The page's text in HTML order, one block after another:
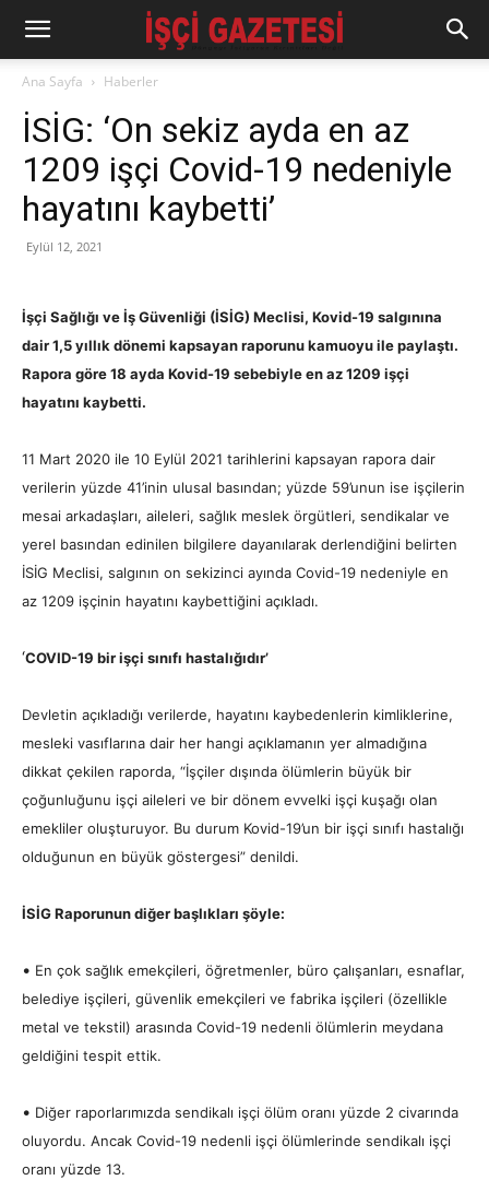
Ana Sayfa Haberler
İSİG: ‘On sekiz ayda en az
1209 işçi Covid-19 nedeniyle
hayatını kaybetti’
Eylül 12, 2021
İşçi Sağlığı ve İş Güvenliği (İSİG) Meclisi, Kovid-19 salgınına
dair 1,5 yıllık dönemi kapsayan raporunu kamuoyu ile paylaştı.
Rapora göre 18 ayda Kovid-19 sebebiyle en az 1209 işçi
hayatını kaybetti.
11 Mart 2020 ile 10 Eylül 2021 tarihlerini kapsayan rapora dair
verilerin yüzde 41’inin ulusal basından; yüzde 59’unun ise işçilerin
mesai arkadaşları, aileleri, sağlık meslek örgütleri, sendikalar ve
yerel basından edinilen bilgilere dayanılarak derlendiğini belirten
İSİG Meclisi, salgının on sekizinci ayında Covid-19 nedeniyle en
az 1209 işçinin hayatını kaybettiğini açıkladı.
‘COVID-19 bir işçi sınıfı hastalığıdır’
Devletin açıkladığı verilerde, hayatını kaybedenlerin kimliklerine,
mesleki vasıflarına dair her hangi açıklamanın yer almadığına
dikkat çekilen raporda, “İşçiler dışında ölümlerin büyük bir
çoğunluğunu işçi aileleri ve bir dönem evvelki işçi kuşağı olan
emekliler oluşturuyor. Bu durum Kovid-19’un bir işçi sınıfı hastalığı
olduğunun en büyük göstergesi” denildi.
İSİG Raporunun diğer başlıkları şöyle:
• En çok sağlık emekçileri, öğretmenler, büro çalışanları, esnaflar,
belediye işçileri, güvenlik emekçileri ve fabrika işçileri (özellikle
metal ve tekstil) arasında Covid-19 nedenli ölümlerin meydana
geldiğini tespit ettik.
• Diğer raporlarımızda sendikalı işçi ölüm oranı yüzde 2 civarında
oluyordu. Ancak Covid-19 nedenli işçi ölümlerinde sendikalı işçi
oranı yüzde 13.